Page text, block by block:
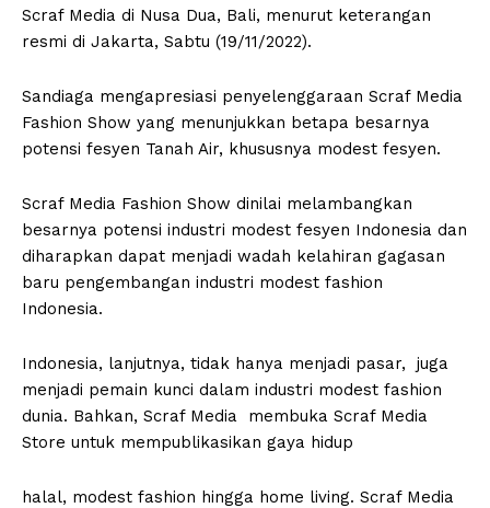
Scraf Media di Nusa Dua, Bali, menurut keterangan
resmi di Jakarta, Sabtu (19/11/2022).
Sandiaga mengapresiasi penyelenggaraan Scraf Media
Fashion Show yang menunjukkan betapa besarnya
potensi fesyen Tanah Air, khususnya modest fesyen.
Scraf Media Fashion Show dinilai melambangkan
besarnya potensi industri modest fesyen Indonesia dan
diharapkan dapat menjadi wadah kelahiran gagasan
baru pengembangan industri modest fashion
Indonesia.
Indonesia, lanjutnya, tidak hanya menjadi pasar, juga
menjadi pemain kunci dalam industri modest fashion
dunia. Bahkan, Scraf Media membuka Scraf Media
Store untuk mempublikasikan gaya hidup
halal, modest fashion hingga home living. Scraf Media